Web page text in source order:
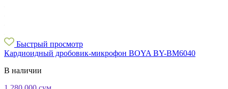
Быстрый просмотр
Кардиоидный дробовик-микрофон BOYA BY-BM6040
В наличии